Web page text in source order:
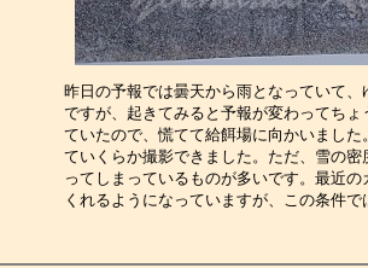
昨日の予報では曇天から雨となっていて
ですが、起きてみると予報が変わってち
ていたので、慌てて給餌場に向かいまし
ていくらか撮影できました。ただ、雪の
ってしまっているものが多いです。最近
くれるようになっていますが、この条